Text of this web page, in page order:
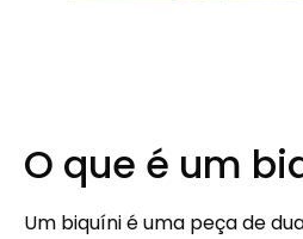
O que é um
Um biquíni é uma peça de